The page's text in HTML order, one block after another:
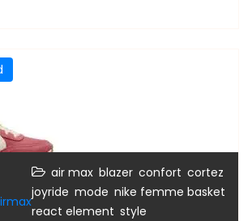
air max blazer confort cortez
joyride mode nike femme basket
react element style